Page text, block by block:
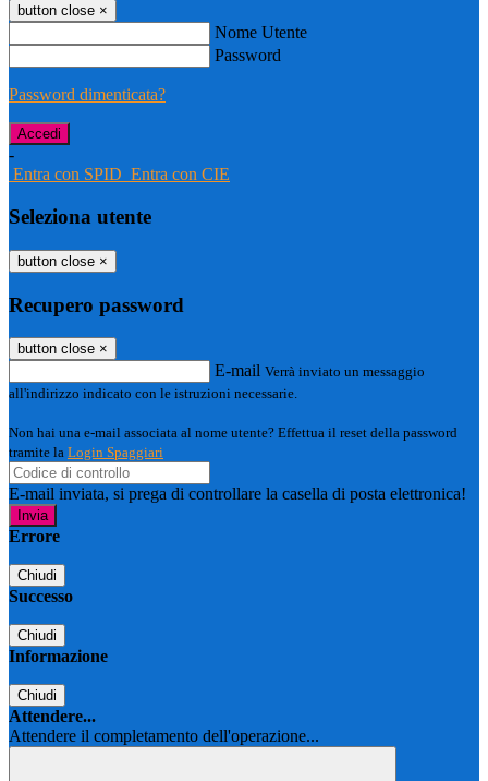
button close ×
Nome Utente
Password
Password dimenticata?
-
Entra con SPID Entra con CIE
Seleziona utente
button close ×
Recupero password
button close ×
E-mail Verrà inviato un messaggio
all'indirizzo indicato con le istruzioni necessarie.
Non hai una e-mail associata al nome utente? Effettua il reset della password
tramite la Login Spaggiari
E-mail inviata, si prega di controllare la casella di posta elettronica!
Errore
Chiudi
Successo
Chiudi
Informazione
Chiudi
Attendere...
Attendere il completamento dell'operazione...